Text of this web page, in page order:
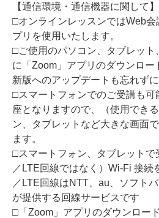
【通信環境・通信機器に関して】
□オンラインレッスンではWeb
プリを使用いたします。
□ご使用のパソコン、タブレット
に「Zoom」アプリのダウンロー
新版へのアップデートも忘れずに
□スマートフォンでのご受講も可
座となりますので、（使用でき
ン、タブレットなど大きな画面
ます。
□スマートフォン、タブレットで
／LTE回線ではなく）Wi-Fi 接
／LTE回線はNTT、au、ソフト
が提供する回線サービスです
□「Zoom」アプリのダウンロー